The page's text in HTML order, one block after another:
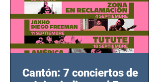
Cantón: 7 conciertos de